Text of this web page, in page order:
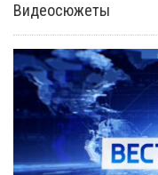
Видеосюжеты